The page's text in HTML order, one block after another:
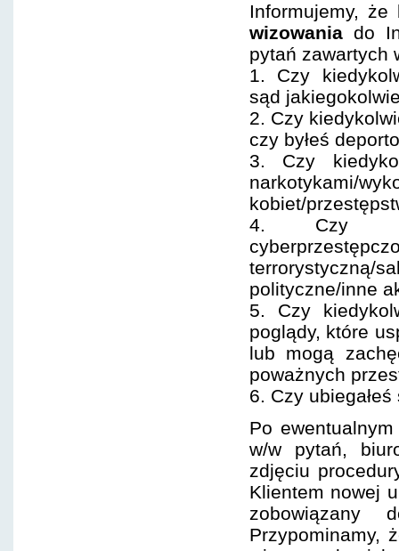
Informujemy,
wizowania do
pytań zawartych
1. Czy
sąd
2. Czy
czy byłeś
3. Czy
narkotykami/
kobiet/
4. Czy
terrorystyczną/
polityczne/inne
5. Czy
poglądy, które
lub mogą
poważnych
6. Czy
Po
w/w pytań,
zdjęciu
Klientem nowej
zobowiązany
Przypominamy,